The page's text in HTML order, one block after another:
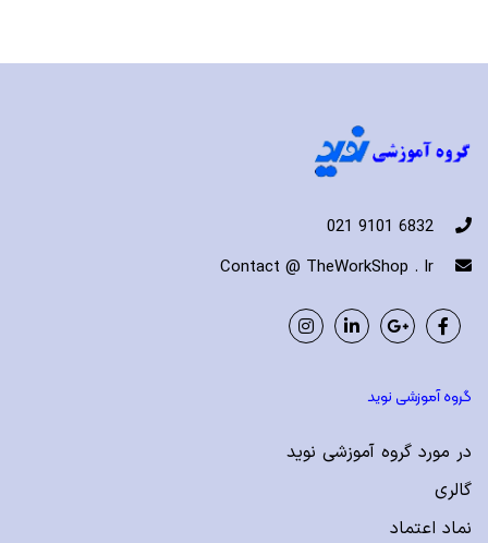
6832 9101 021
Contact @ TheWorkShop . Ir
Plus
گروه آموزشی نوید
در مورد گروه آموزشی نوید
گالری
نماد اعتماد